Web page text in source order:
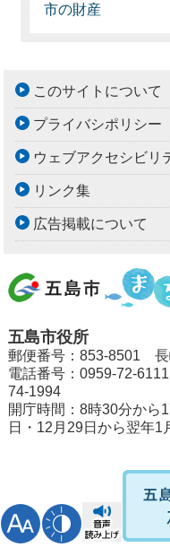
市の財産
このサイトについて
プライバシポリシー
ウェブアクセシビリ
リンク集
広告掲載について
五島市役所
郵便番号：853-8501 長
電話番号：0959-72-
74-1994
開庁時間：8時30分から
日・12月29日から翌年1